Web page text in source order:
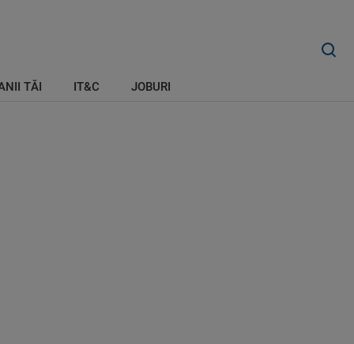
TĂI IT&C JOBURI